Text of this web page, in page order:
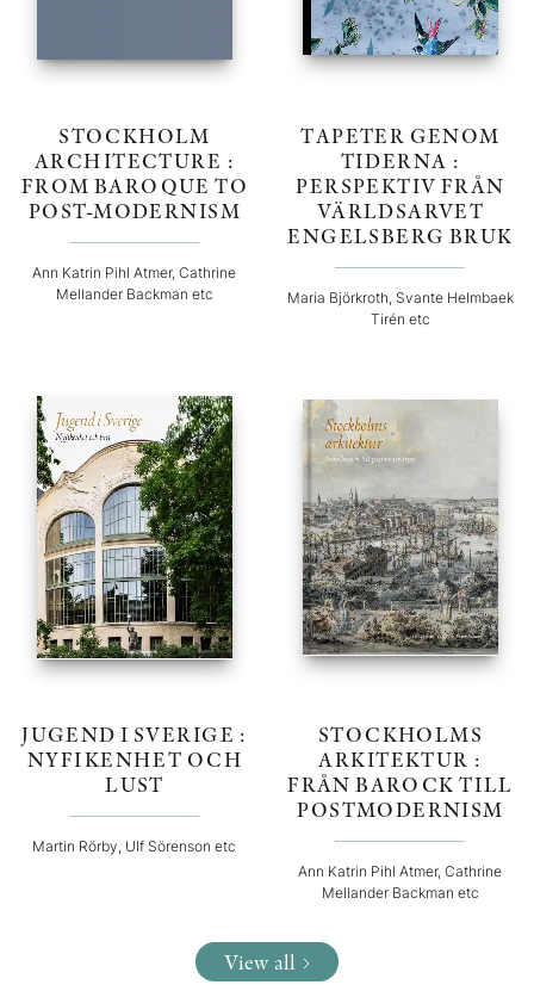
STOCKHOLM
ARCHITECTURE :
FROM BAROQUE TO
POST-MODERNISM
Ann Katrin Pihl Atmer, Cathrine
Mellander Backman etc
TAPETER GENOM
TIDERNA :
PERSPEKTIV FRÅN
VÄRLDSARVET
ENGELSBERG BRUK
Maria Björkroth, Svante Helmbaek
Tirén etc
JUGEND I SVERIGE :
NYFIKENHET OCH
LUST
Martin Rörby, Ulf Sörenson etc
STOCKHOLMS
ARKITEKTUR :
FRÅN BAROCK TILL
POSTMODERNISM
Ann Katrin Pihl Atmer, Cathrine
Mellander Backman etc
View all